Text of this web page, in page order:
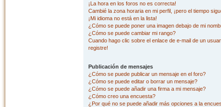
¡La hora en los foros no es correcta!
Cambié la zona horaria en mi perfil, ¡pero el tiempo
¡Mi idioma no está en la lista!
¿Cómo se puede poner una imagen debajo de mi
¿Cómo se puede cambiar mi rango?
Cuando hago clic sobre el enlace de e-mail de un
registre!
Publicación de mensajes
¿Cómo se puede publicar un mensaje en el foro?
¿Cómo se puede editar o borrar un mensaje?
¿Cómo se puede añadir una firma a mi mensaje?
¿Cómo creo una encuesta?
¿Por qué no se puede añadir más opciones a la